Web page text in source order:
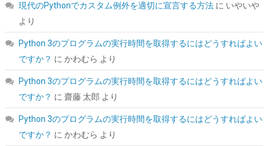
Seagate IronWolf 内蔵HDD 4TB NAS用 ST4000VN006/EC
545160) GBP 124.52
現代のPythonでカスタム例外を適切に宣言する方法に いやいや
より
Python 3のプログラムの実行時間を取得するにはどうすればよい
ですか？ に かわむら より
Python 3のプログラムの実行時間を取得するにはどうすればよい
ですか？ に 齋藤 太郎 より
Python 3のプログラムの実行時間を取得するにはどうすればよい
ですか？ に かわむら より